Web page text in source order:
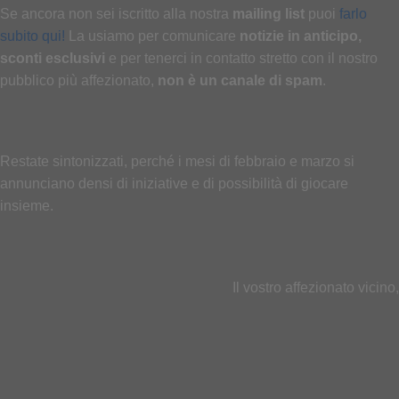
Se ancora non sei iscritto alla nostra mailing list puoi farlo
subito qui! La usiamo per comunicare notizie in anticipo,
sconti esclusivi e per tenerci in contatto stretto con il nostro
pubblico più affezionato, non è un canale di spam.
Restate sintonizzati, perché i mesi di febbraio e marzo si
annunciano densi di iniziative e di possibilità di giocare
insieme.
Il vostro affezionato vicino,